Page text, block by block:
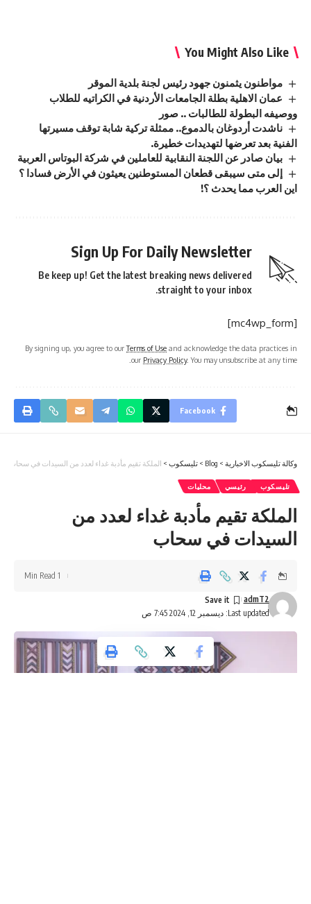
You Might Also Like
مواطنون يثمنون جهود رئيس لجنة بلدية الموقر
عمان الاهلية بطلة الجامعات الأردنية في الكراتيه للطلاب
ووصيفه البطولة للطالبات .. صور
ناشدت أردوغان بالدموع.. ممثلة تركية شابة توقف مسيرتها
الفنية بعد تعرضها لتهديدات خطيرة.
بيان صادر عن اللجنة النقابية للعاملين في شركة البوتاس العربية
إلى متى سيبقى قطعان المستوطنين يعيثون في الأرض فسادا ؟
اين العرب مما يحدث ؟!
Sign Up For Daily Newsletter
Be keep up! Get the latest breaking news delivered
straight to your inbox.
[mc4wp_form]
By signing up, you agree to ourTerms of Use and acknowledge the data practices in
our Privacy Policy. You may unsubscribe at any time.
Facebook
وكالة تليسكوب الاخبارية >
Blog
> تليسكوب > الملكة تقيم مأدبة غداء لعدد من السيدات في سحاب
تليسكوب رئيسي محليات
الملكة تقيم مأدبة غداء لعدد من
السيدات في سحاب
Last updated: ديسمبر 12, 2024 7:45 ص
admT2
1 Min Read